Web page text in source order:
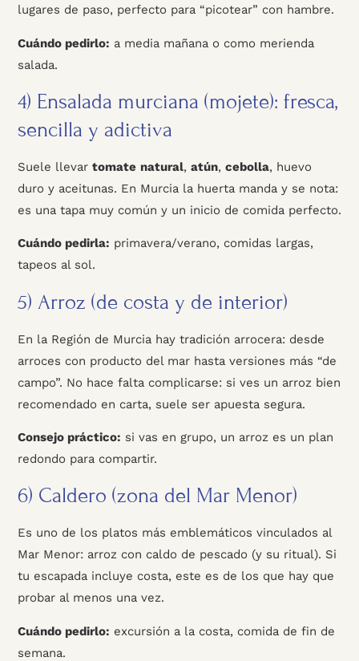
lugares de paso, perfecto para “picotear” con hambre.
Cuándo pedirlo: a media mañana o como merienda
salada.
4) Ensalada murciana (mojete): fresca,
sencilla y adictiva
Suele llevar tomate natural, atún, cebolla, huevo
duro y aceitunas. En Murcia la huerta manda y se nota:
es una tapa muy común y un inicio de comida perfecto.
Cuándo pedirla: primavera/verano, comidas largas,
tapeos al sol.
5) Arroz (de costa y de interior)
En la Región de Murcia hay tradición arrocera: desde
arroces con producto del mar hasta versiones más “de
campo”. No hace falta complicarse: si ves un arroz bien
recomendado en carta, suele ser apuesta segura.
Consejo práctico: si vas en grupo, un arroz es un plan
redondo para compartir.
6) Caldero (zona del Mar Menor)
Es uno de los platos más emblemáticos vinculados al
Mar Menor: arroz con caldo de pescado (y su ritual). Si
tu escapada incluye costa, este es de los que hay que
probar al menos una vez.
Cuándo pedirlo: excursión a la costa, comida de fin de
semana.